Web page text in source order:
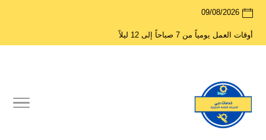
09/08/2026
أوقات العمل يومياً من 7 صباحاً إلى 12 ليلاً